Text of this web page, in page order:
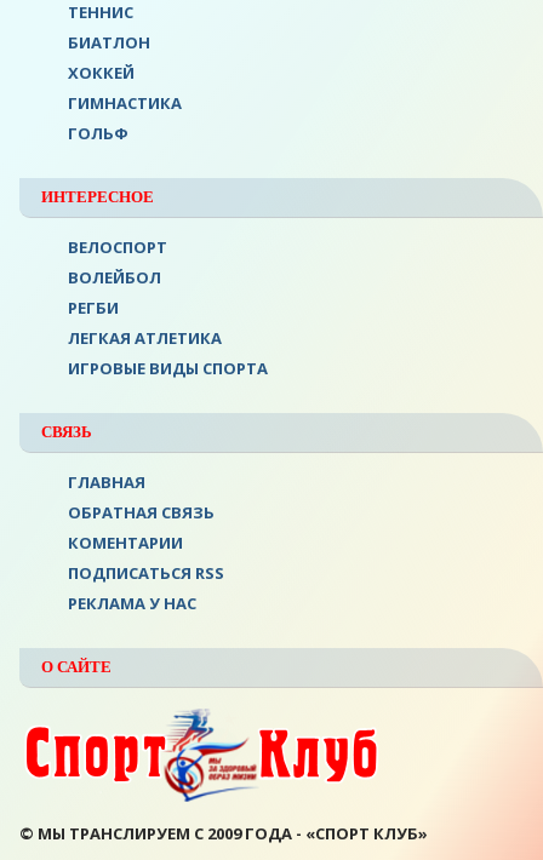
ТЕННИС
БИАТЛОН
ХОККЕЙ
ГИМНАСТИКА
ГОЛЬФ
ИНТЕРЕСНОЕ
ВЕЛОСПОРТ
ВОЛЕЙБОЛ
РЕГБИ
ЛЕГКАЯ АТЛЕТИКА
ИГРОВЫЕ ВИДЫ СПОРТА
СВЯЗЬ
ГЛАВНАЯ
ОБРАТНАЯ СВЯЗЬ
КОМЕНТАРИИ
ПОДПИСАТЬСЯ RSS
РЕКЛАМА У НАС
О САЙТЕ
© МЫ ТРАНСЛИРУЕМ С 2009 ГОДА - «СПОРТ КЛУБ»